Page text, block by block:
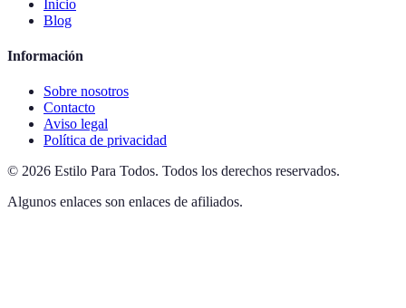
Inicio
Blog
Información
Sobre nosotros
Contacto
Aviso legal
Política de privacidad
© 2026 Estilo Para Todos. Todos los derechos reservados.
Algunos enlaces son enlaces de afiliados.